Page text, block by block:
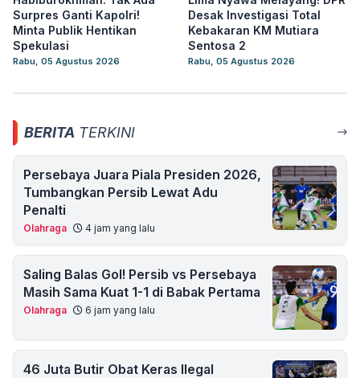
Surpres Ganti Kapolri!
Minta Publik Hentikan
Spekulasi
Rabu, 05 Agustus 2026
Desak Investigasi Total
Kebakaran KM Mutiara
Sentosa 2
Rabu, 05 Agustus 2026
BERITA TERKINI
Persebaya Juara Piala Presiden 2026,
Tumbangkan Persib Lewat Adu
Penalti
Olahraga 4 jam yang lalu
Saling Balas Gol! Persib vs Persebaya
Masih Sama Kuat 1-1 di Babak Pertama
Olahraga 6 jam yang lalu
46 Juta Butir Obat Keras Ilegal